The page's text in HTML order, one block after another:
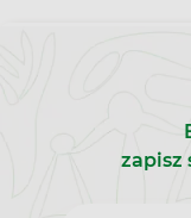
zapisz